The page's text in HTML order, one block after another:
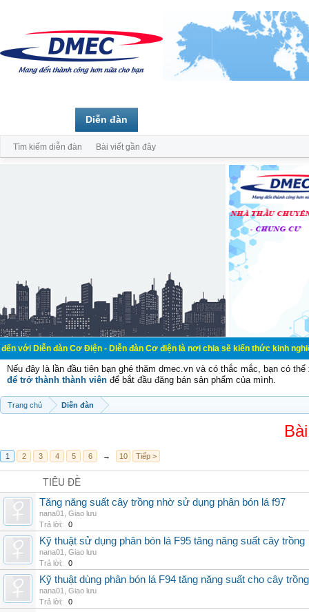
đàn Cơ Điện - Diễn đàn Cơ điện là nơi chia sẽ kiến thức kinh nghiệm
Nếu đây là lần đầu tiên bạn ghé thăm dmec.vn và có thắc mắc, bạn có
để trở thành thành viên để bắt đầu đăng bán sản phẩm của mình.
Trang chủ Diễn đàn
1 2 3 4 5 6 → 10 Tiếp >
TIÊU ĐỀ
Tăng năng suất cây trồng nhờ sử dụng phân bón lá f97
nana01
Giao lưu
Trả lời:
0
Kỹ thuật sử dụng phân bón lá F95 tăng năng suất cây trồng
nana01
Giao lưu
Trả lời:
0
Kỹ thuật dùng phân bón lá F94 tăng năng suất cho cây trồng
nana01
Giao lưu
Trả lời:
0
Diễn đàn
Tìm kiếm diễn đàn Bài viết gần đây